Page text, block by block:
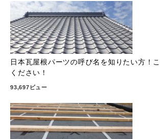
日本瓦屋根パーツの呼び名を知りたい方！
ください！
93,697ビュー